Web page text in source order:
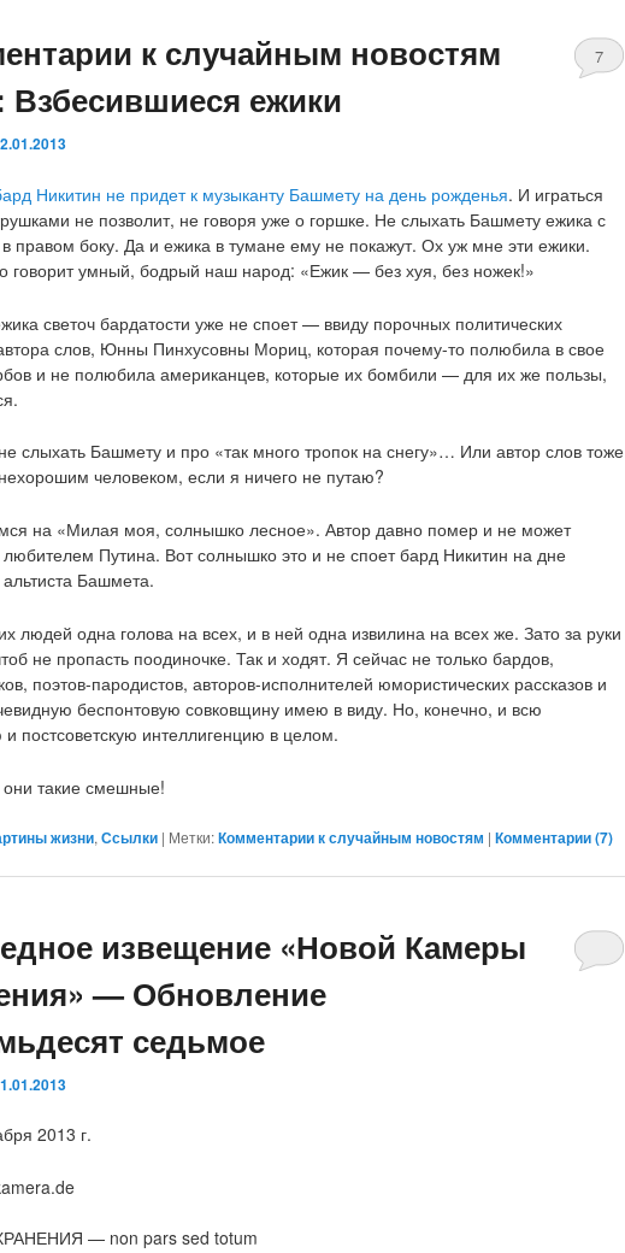
к случайным новостям
ежики
7
Никитин не придет к музыканту Башмету на день рожденья. И играться
не позволит, не говоря уже о горшке. Не слыхать Башмету ежика с
правом боку. Да и ежика в тумане ему не покажут. Ох уж мне эти ежики.
говорит умный, бодрый наш народ: «Ежик — без хуя, без ножек!»
светоч бардатости уже не споет — ввиду порочных политических
слов, Юнны Пинхусовны Мориц, которая почему-то полюбила в свое
и не полюбила американцев, которые их бомбили — для их же пользы,
слыхать Башмету и про «так много тропок на снегу»… Или автор слов тоже
человеком, если я ничего не путаю?
на «Милая моя, солнышко лесное». Автор давно помер и не может
любителем Путина. Вот солнышко это и не споет бард Никитин на дне
Башмета.
людей одна голова на всех, и в ней одна извилина на всех же. Зато за руки
не пропасть поодиночке. Так и ходят. Я сейчас не только бардов,
поэтов-пародистов, авторов-исполнителей юмористических рассказов и
беспонтовую совковщину имею в виду. Но, конечно, и всю
и постсоветскую интеллигенцию в целом.
такие смешные!
жизни, Ссылки | Метки:Комментарии к случайным новостям | Комментарии (7)
извещение «Новой Камеры
— Обновление
седьмое
2013 г.
— non pars sed totum